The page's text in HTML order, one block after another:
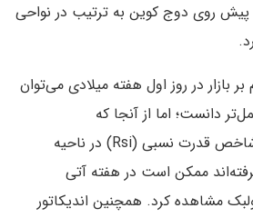
روی دوج کوین به ترتیب در نواحی
بازار در روز اول هفته میلادی می‌توان
دانست؛ اما از آنجا که
اندیکاتورهایی همچون شاخص قدرت نسبی (Rsi) در ناحیه
ممکن است در هفته آتی
مشاهده کرد. همچنین اندیکاتور